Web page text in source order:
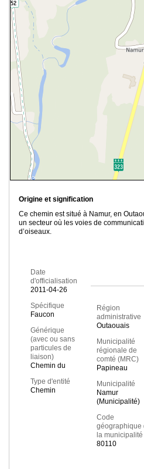
Origine et signification
Ce chemin est situé à Namur, en
un secteur où les voies de
d’oiseaux.
Date
d'officialisation
2011-04-26
Spécifique
Faucon
Générique
(avec ou sans
particules de
liaison)
Chemin du
Type d'entité
Chemin
Région
administrative
Outaouais
Municipalité
régionale de
comté (MRC)
Papineau
Municipalité
Namur
(Municipalité)
Code
géographique
la municipalité
80110